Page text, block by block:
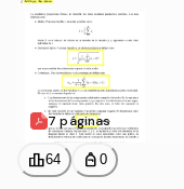
7 páginas
leaderboard64 personal_bag 0